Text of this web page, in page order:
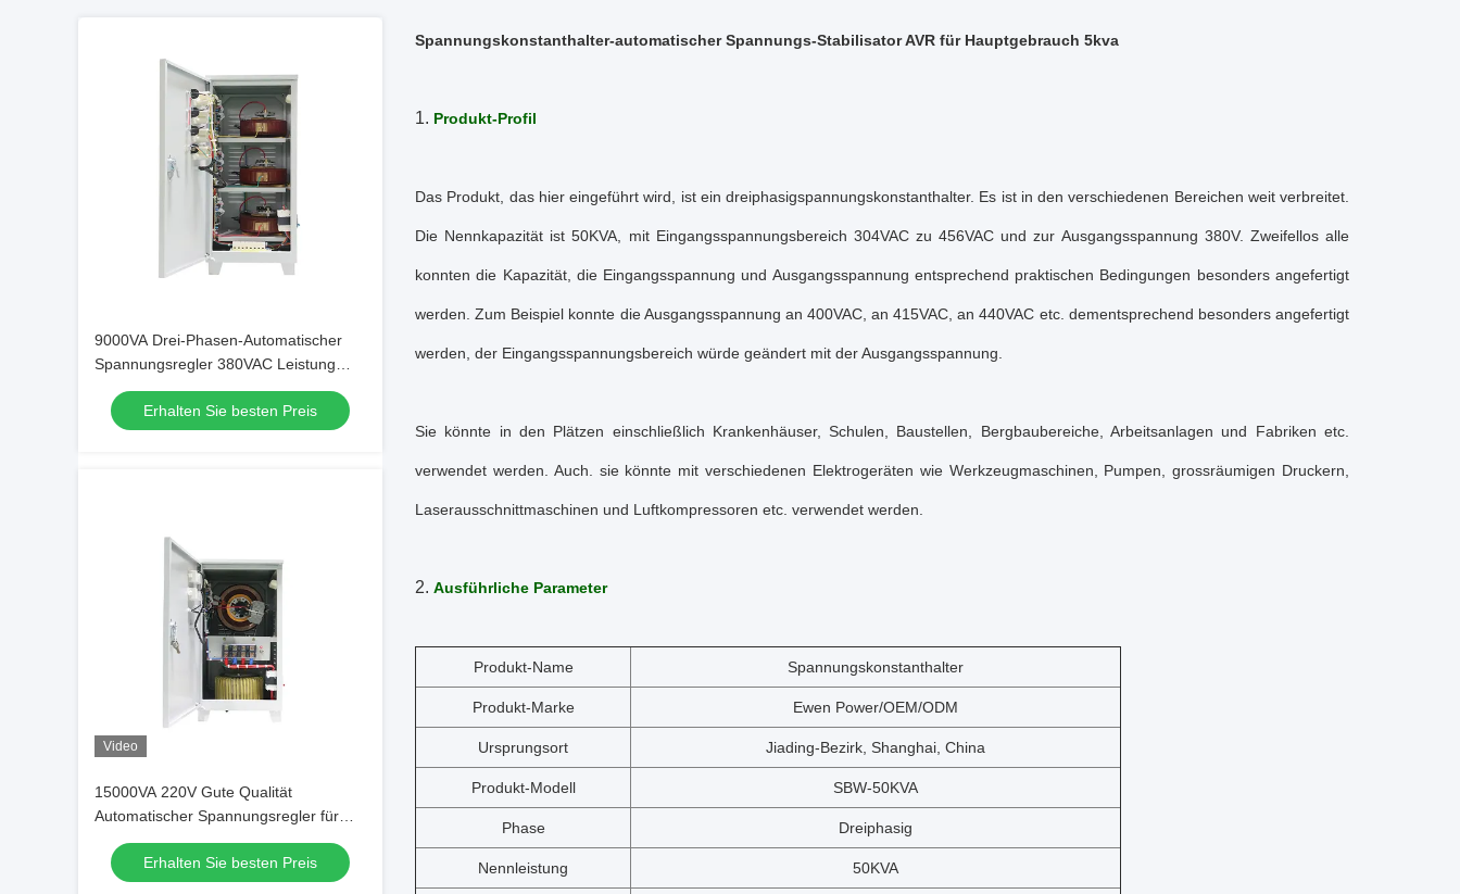
9000VA Drei-Phasen-Automatischer
Spannungsregler 380VAC Leistung
AVR Industrie-Stabilisator Fabrik
DirektverkaufErhalten Sie besten Preis
Video
15000VA 220V Gute Qualität
Automatischer Spannungsregler für
Einphasenelektrische Geräte
Erhalten Sie besten Preis
Spannungskonstanthalter-automatischer Spannungs-Stabilisator AVR für Hauptgebrauch 5kva
1. Produkt-Profil
Das Produkt, das hier eingeführt wird, ist ein dreiphasigspannungskonstanthalter. Es ist in den verschiedenen Bereichen weit verbreitet.
Die Nennkapazität ist 50KVA, mit Eingangsspannungsbereich 304VAC zu 456VAC und zur Ausgangsspannung 380V. Zweifellos alle
konnten die Kapazität, die Eingangsspannung und Ausgangsspannung entsprechend praktischen Bedingungen besonders angefertigt
werden. Zum Beispiel konnte die Ausgangsspannung an 400VAC, an 415VAC, an 440VAC etc. dementsprechend besonders angefertigt
werden, der Eingangsspannungsbereich würde geändert mit der Ausgangsspannung.
Sie könnte in den Plätzen einschließlich Krankenhäuser, Schulen, Baustellen, Bergbaubereiche, Arbeitsanlagen und Fabriken etc.
verwendet werden. Auch. sie könnte mit verschiedenen Elektrogeräten wie Werkzeugmaschinen, Pumpen, grossräumigen Druckern,
Laserausschnittmaschinen und Luftkompressoren etc. verwendet werden.
2. Ausführliche Parameter
Produkt-Name Spannungskonstanthalter
Produkt-Marke Ewen Power/OEM/ODM
Ursprungsort Jiading-Bezirk, Shanghai, China
Produkt-Modell SBW-50KVA
Phase Dreiphasig
Nennleistung 50KVA